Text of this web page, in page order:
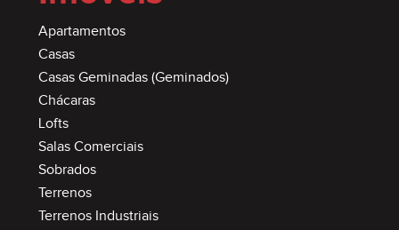
Apartamentos
Casas
Casas Geminadas (Geminados)
Chácaras
Lofts
Salas Comerciais
Sobrados
Terrenos
Terrenos Industriais